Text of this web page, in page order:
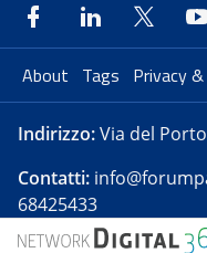
About Tags Privacy
Indirizzo:Via del
Contatti:
68425433